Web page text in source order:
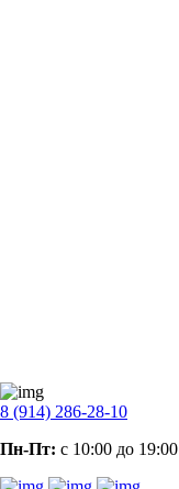
8 (914) 286-28-10
Пн-Пт: с 10:00 до 19:00